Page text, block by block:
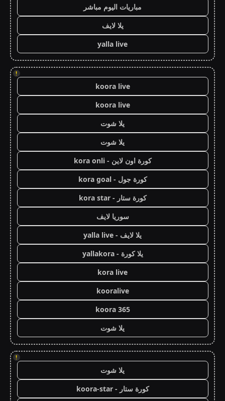
مباريات اليوم مباشر
يلا لايف
yalla live
!
koora live
koora live
يلا شوت
يلا شوت
كورة اون لاين - kora onli
كورة جول - kora goal
كورة ستار - kora star
سوريا لايف
يلا لايف - yalla live
يلا كورة - yallakora
kora live
kooralive
koora 365
يلا شوت
!
يلا شوت
كورة ستار - koora-star